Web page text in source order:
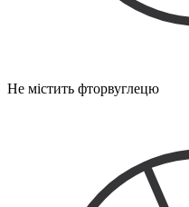
Не містить фторвуглецю